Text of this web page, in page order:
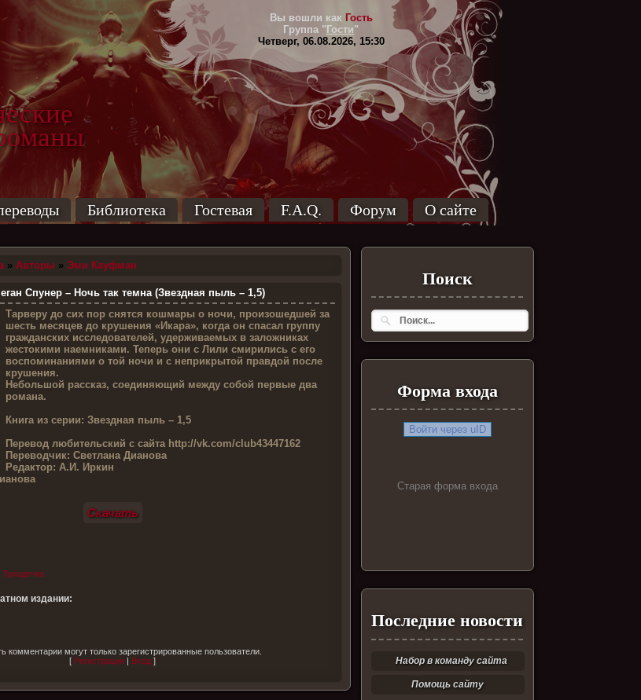
Вы вошли как Гость
Группа " Гости"
Четверг, 06.08.2026, 15:30
Библиотека Гостевая F.A.Q. Форум О сайте
» Авторы » Эми Кауфман
Спунер – Ночь так темна (Звездная пыль – 1,5)
Тарверу до сих пор снятся кошмары о ночи, произошедшей за
шесть месяцев до крушения «Икара», когда он спасал группу
гражданских исследователей, удерживаемых в заложниках
жестокими наемниками. Теперь они с Лили смирились с его
воспоминаниями о той ночи и с неприкрытой правдой после
крушения.
Небольшой рассказ, соединяющий между собой первые два
романа.
Книга из серии: Звездная пыль – 1,5
Перевод любительский с сайтаhttp://vk.com/club43447162
Переводчик: Светлана Дианова
Редактор: А.И. Иркин
Скачать
Триадочка
издании:
комментарии могут только зарегистрированные пользователи.
[ Регистрация Вход ]
Поиск
Форма входа
Войти через uID
Старая форма входа
Последние новости
Набор в команду сайта
Помощь сайту